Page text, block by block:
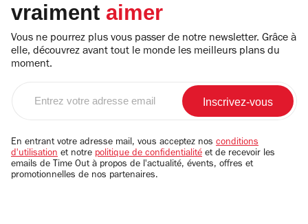
vraiment aimer
Vous ne pourrez plus vous passer de notre newsletter. Grâce à
elle, découvrez avant tout le monde les meilleurs plans du
moment.
email
En entrant votre adresse mail, vous acceptez nos conditions
d'utilisation et notre politique de confidentialité et de recevoir les
emails de Time Out à propos de l'actualité, évents, offres et
promotionnelles de nos partenaires.